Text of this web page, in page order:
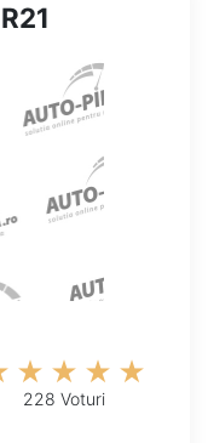
228 Voturi